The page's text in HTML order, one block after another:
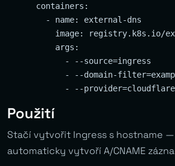
      containers:
        - name: external-dns
image: registry.k8s.io/
          args:
            - --source=ingress
- --domain-
Použití
Stačí vytvořit Ingress s hostname
automaticky vytvoří A/CNAME